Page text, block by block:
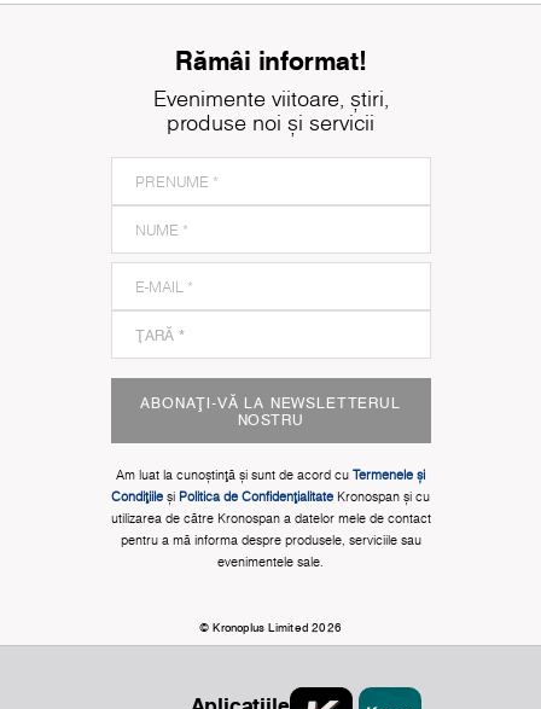
Rămâi informat!
Evenimente viitoare, știri,
produse noi și servicii
ABONAȚI-VĂ LA NEWSLETTERUL
NOSTRU
Am luat la cunoștinţă și sunt de acord cu Termenele și
Condițiile și Politica de Confidențialitate Kronospan și cu
utilizarea de către Kronospan a datelor mele de contact
pentru a mă informa despre produsele, serviciile sau
evenimentele sale.
© Kronoplus Limited 2026